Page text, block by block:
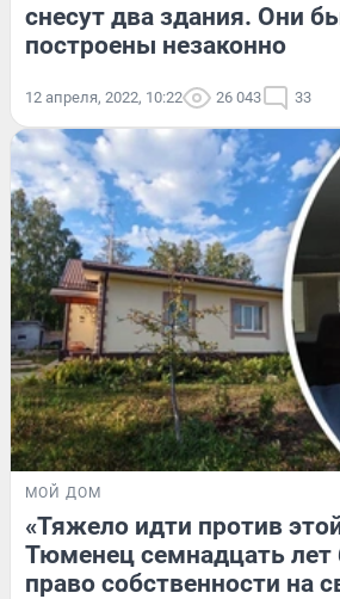
снесут два здания. Они
построены незаконно
12 апреля, 2022, 10:22 26 043 33
МОЙ ДОМ
«Тяжело идти против
Тюменец семнадцать лет
право собственности на